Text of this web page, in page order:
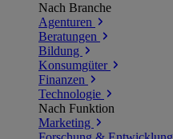
Nach Branche
Agenturen
Beratungen
Bildung
Konsumgüter
Finanzen
Technologie
Nach Funktion
Marketing